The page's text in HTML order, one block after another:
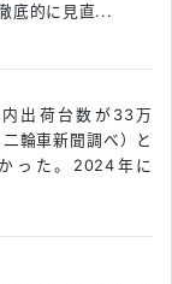
底的に見直...
出荷台数が33万
輪車新聞調べ）と
った。2024年に